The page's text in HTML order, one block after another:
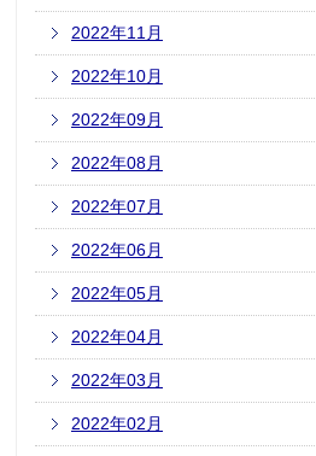
2022年11月
2022年10月
2022年09月
2022年08月
2022年07月
2022年06月
2022年05月
2022年04月
2022年03月
2022年02月